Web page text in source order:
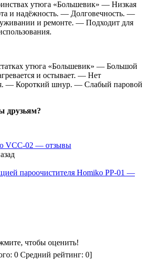
утюга «Большевик» — Низкая
и надёжность. — Долговечность. —
и ремонте. — Подходит для
утюга «Большевик» — Большой
и остывает. — Нет
— Короткий шнур. — Слабый паровой
друзьям?
VCC-02 — отзывы
пароочистителя Homiko PP-01 —
чтобы оценить!
0Средний рейтинг: 0]